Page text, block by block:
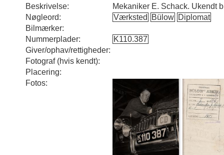
Beskrivelse:
Mekaniker E. Schack. Ukendt
Nøgleord:
Værksted Bülow Diplomat
Bilmærker:
Nummerplader:
K110.387
Giver/ophav/rettigheder:
Fotograf (hvis kendt):
Placering:
Fotos: